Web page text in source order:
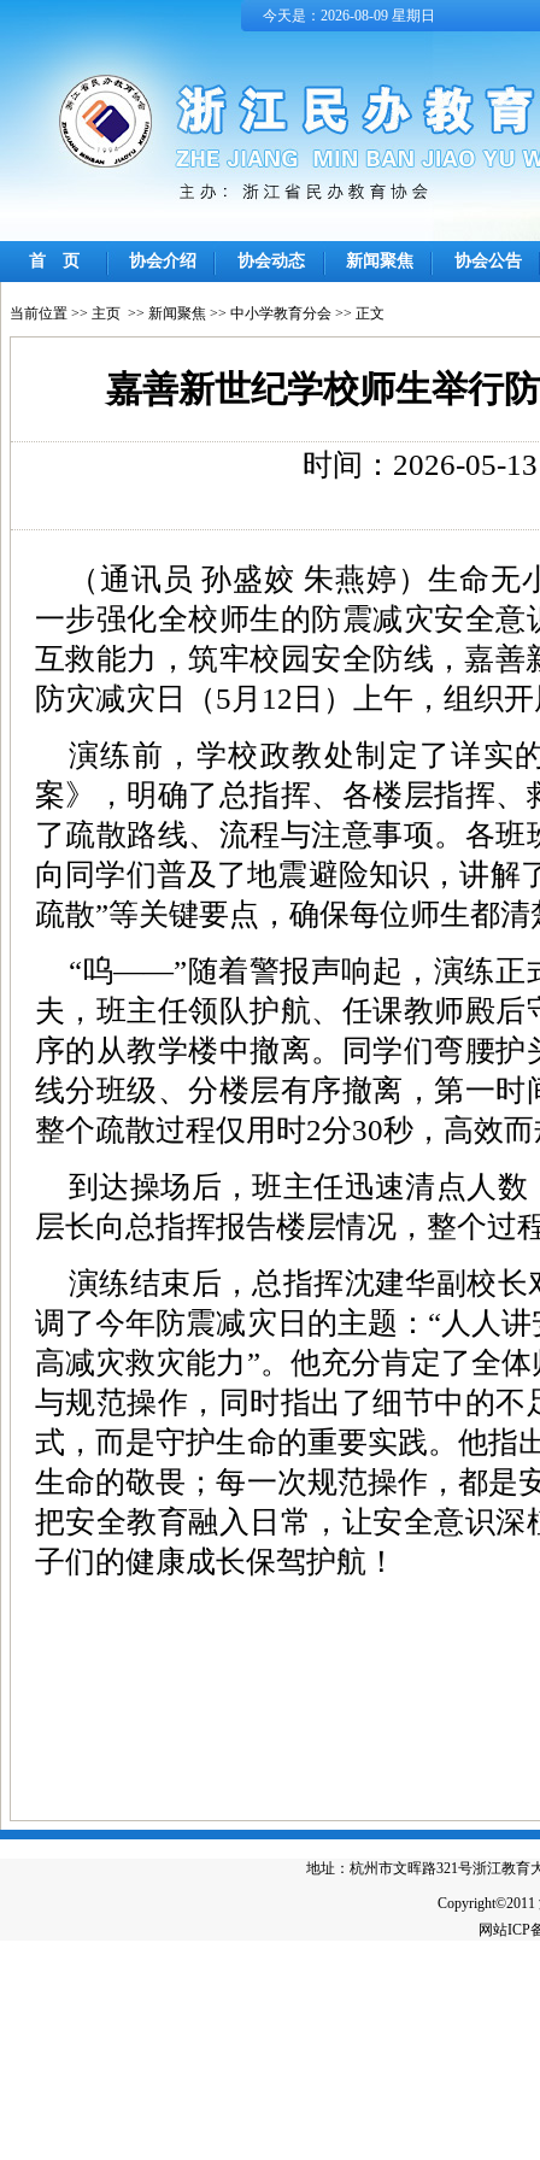
今天是：2026-08-09 星期日
首 页 协会介绍 协会动态 新闻聚焦 协会公告
当前位置 >> 主页 >> 新闻聚焦 >> 中小学教育分会 >> 正文
嘉善新世纪学校师生举行
时间：2026-05-
（通讯员 孙盛姣 朱燕婷）生命
一步强化全校师生的防震减灾安全
互救能力，筑牢校园安全防线，嘉善
防灾减灾日（5月12日）上午，组织
演练前，学校政教处制定了详实
案》，明确了总指挥、各楼层指挥
了疏散路线、流程与注意事项。各
向同学们普及了地震避险知识，讲解
疏散”等关键要点，确保每位师生都
“呜——”随着警报声响起，演练正
夫，班主任领队护航、任课教师殿
序的从教学楼中撤离。同学们弯腰
线分班级、分楼层有序撤离，第一
整个疏散过程仅用时2分30秒，高效
到达操场后，班主任迅速清点人
层长向总指挥报告楼层情况，整个过
演练结束后，总指挥沈建华副校
调了今年防震减灾日的主题：“人人
高减灾救灾能力”。他充分肯定了全
与规范操作，同时指出了细节中的
式，而是守护生命的重要实践。他指
生命的敬畏；每一次规范操作，都是
把安全教育融入日常，让安全意识
子们的健康成长保驾护航！
地址：杭州市文晖路321号浙江教育
Copyright©2011
网站ICP